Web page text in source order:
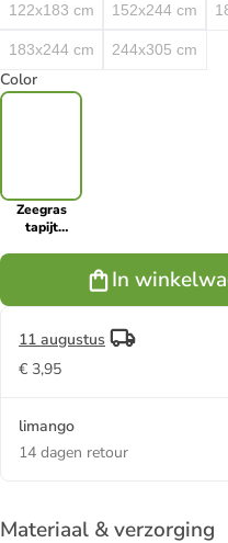
122x183 cm 152x244 cm
183x244 cm 244x305 cm
Color
Zeegras
tapijt
In
11 augustus
€ 3,95
limango
14 dagen retour
Materiaal & verzorging